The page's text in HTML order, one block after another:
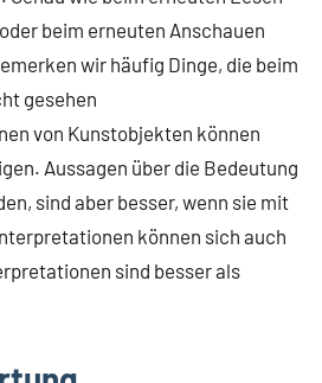
beim erneuten Anschauen
wir häufig Dinge, die beim
gesehen
von Kunstobjekten können
Aussagen über die Bedeutung
sind aber besser, wenn sie mit
können sich auch
sind besser als